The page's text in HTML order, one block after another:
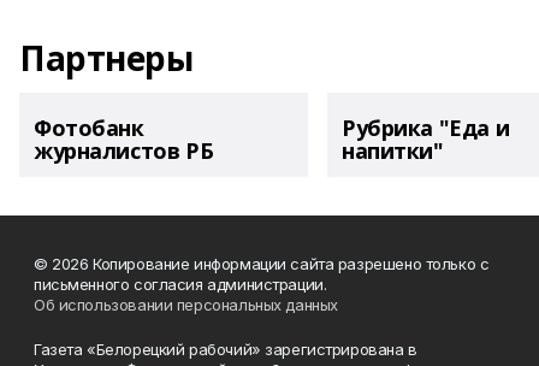
Партнеры
Фотобанк
журналистов РБ
Рубрика "Еда и
напитки"
© 2026 Копирование информации сайта разрешено только с
письменного согласия администрации.
Об использовании персональных данных
Газета «Белорецкий рабочий» зарегистрирована в